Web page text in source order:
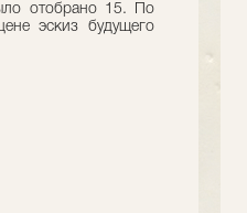
отобрано 15. По
эскиз будущего